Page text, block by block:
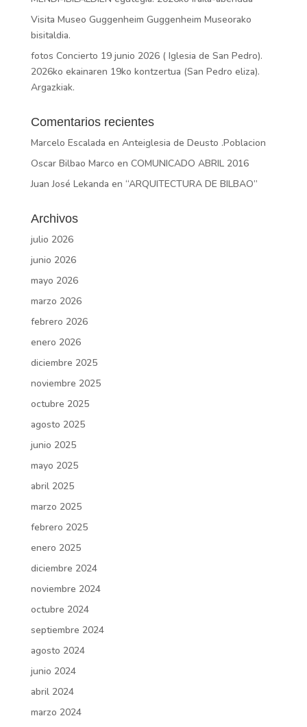
Visita Museo Guggenheim Guggenheim Museorako
bisitaldia.
fotos Concierto 19 junio 2026 ( Iglesia de San Pedro).
2026ko ekainaren 19ko kontzertua (San Pedro eliza).
Argazkiak.
Comentarios recientes
Marcelo Escalada en Anteiglesia de Deusto .Poblacion
Oscar Bilbao Marco en COMUNICADO ABRIL 2016
Juan José Lekanda en “ARQUITECTURA DE BILBAO”
Archivos
julio 2026
junio 2026
mayo 2026
marzo 2026
febrero 2026
enero 2026
diciembre 2025
noviembre 2025
octubre 2025
agosto 2025
junio 2025
mayo 2025
abril 2025
marzo 2025
febrero 2025
enero 2025
diciembre 2024
noviembre 2024
octubre 2024
septiembre 2024
agosto 2024
junio 2024
abril 2024
marzo 2024